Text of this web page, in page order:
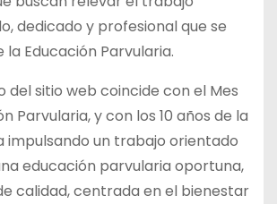
dedicado y profesional que se
la Educación Parvularia.
del sitio web coincide con el Mes
Parvularia, y con los 10 años de la
impulsando un trabajo orientado
educación parvularia oportuna,
calidad, centrada en el bienestar